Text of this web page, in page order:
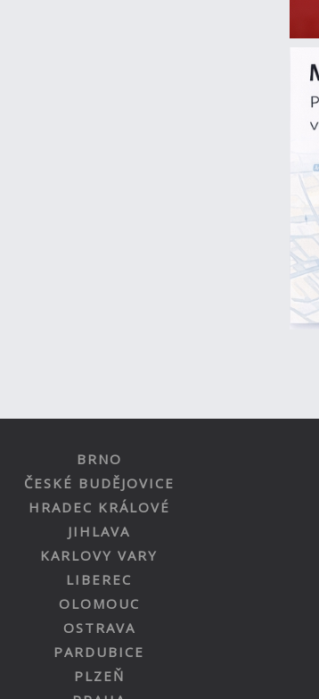
BRNO
ČESKÉ BUDĚJOVICE
HRADEC KRÁLOVÉ
JIHLAVA
KARLOVY VARY
LIBEREC
OLOMOUC
OSTRAVA
PARDUBICE
PLZEŇ